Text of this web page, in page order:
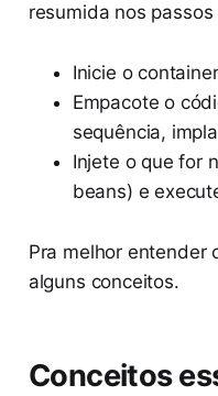
resumida nos passos
Inicie o
Empacote o
sequência,
Injete o que for
beans) e
Pra melhor entender
alguns conceitos.
Conceitos